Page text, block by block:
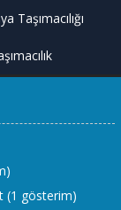
Taşımacılığı
(1 gösterim)